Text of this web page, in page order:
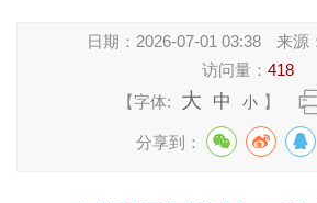
日期： 2026-07-01 03:38 来源
访问量： 418
【字体:
大 中 小 】
分享到：